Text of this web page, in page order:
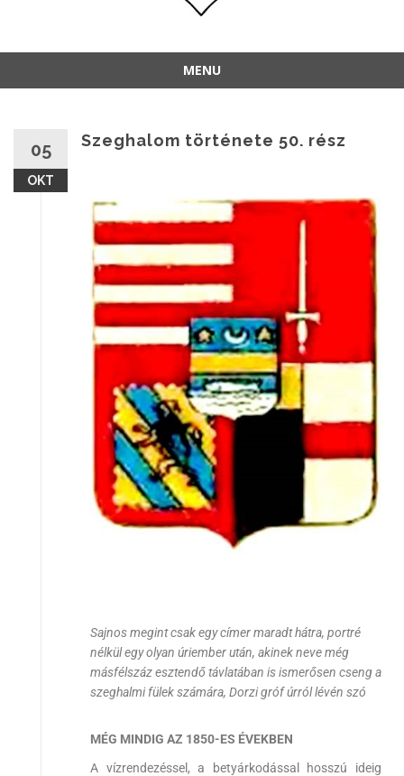
MENU
05
OKT
Szeghalom története 50. rész
Sajnos megint csak egy címer maradt hátra, portré
nélkül egy olyan úriember után, akinek neve még
másfélszáz esztendő távlatában is ismerősen cseng a
szeghalmi fülek számára, Dorzi gróf úrról lévén szó
MÉG MINDIG AZ 1850-ES ÉVEKBEN
A vízrendezéssel, a betyárkodással hosszú ideig